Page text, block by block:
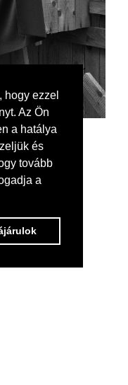
hogy ezzel
Az Ön
a hatálya
és
tovább
a